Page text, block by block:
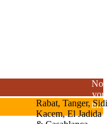
que
Rabat, Tanger, Sidi
Kacem, El Jadida